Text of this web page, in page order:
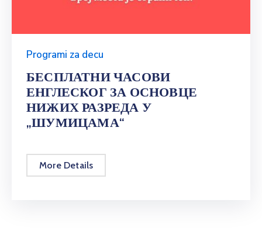
Programi za decu
БЕСПЛАТНИ ЧАСОВИ
ЕНГЛЕСКОГ ЗА ОСНОВЦЕ
НИЖИХ РАЗРЕДА У
„ШУМИЦАМА“
More Details